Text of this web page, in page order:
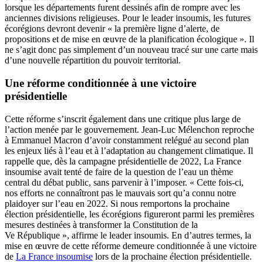
lorsque les départements furent dessinés afin de rompre avec les
anciennes divisions religieuses. Pour le leader insoumis, les futures
écorégions devront devenir « la première ligne d’alerte, de
propositions et de mise en œuvre de la planification écologique ». Il
ne s’agit donc pas simplement d’un nouveau tracé sur une carte mais
d’une nouvelle répartition du pouvoir territorial.
Une réforme conditionnée à une victoire
présidentielle
Cette réforme s’inscrit également dans une critique plus large de
l’action menée par le gouvernement. Jean-Luc Mélenchon reproche
à Emmanuel Macron d’avoir constamment relégué au second plan
les enjeux liés à l’eau et à l’adaptation au changement climatique. Il
rappelle que, dès la campagne présidentielle de 2022, La France
insoumise avait tenté de faire de la question de l’eau un thème
central du débat public, sans parvenir à l’imposer. « Cette fois-ci,
nos efforts ne connaîtront pas le mauvais sort qu’a connu notre
plaidoyer sur l’eau en 2022. Si nous remportons la prochaine
élection présidentielle, les écorégions figureront parmi les premières
mesures destinées à transformer la Constitution de la
Ve République », affirme le leader insoumis. En d’autres termes, la
mise en œuvre de cette réforme demeure conditionnée à une victoire
de La France insoumise lors de la prochaine élection présidentielle.